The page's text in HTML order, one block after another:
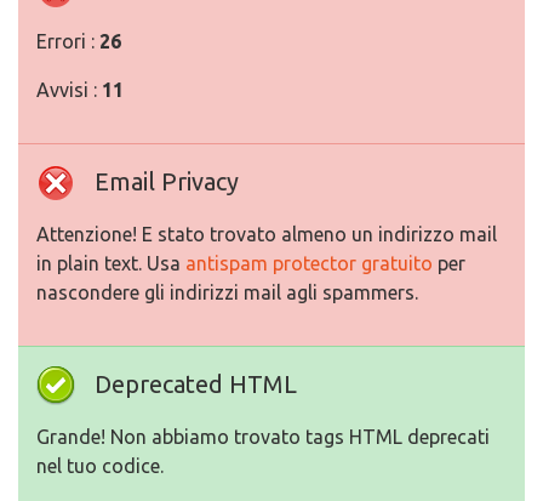
Errori : 26
Avvisi : 11
Email Privacy
Attenzione! E stato trovato almeno un indirizzo mail
in plain text. Usa antispam protector gratuito per
nascondere gli indirizzi mail agli spammers.
Deprecated HTML
Grande! Non abbiamo trovato tags HTML deprecati
nel tuo codice.